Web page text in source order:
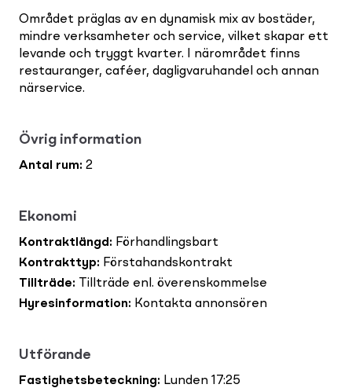
Området präglas av en dynamisk mix av bostäder,
mindre verksamheter och service, vilket skapar ett
levande och tryggt kvarter. I närområdet finns
restauranger, caféer, dagligvaruhandel och annan
närservice.
Övrig information
Antal rum: 2
Ekonomi
Kontraktlängd : Förhandlingsbart
Kontrakttyp: Förstahandskontrakt
Tillträde: Tillträde enl. överenskommelse
Hyresinformation: Kontakta annonsören
Utförande
Fastighetsbeteckning: Lunden 17:25